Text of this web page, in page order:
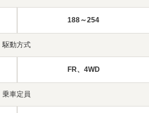
188～254
駆動方式
FR、4WD
乗車定員